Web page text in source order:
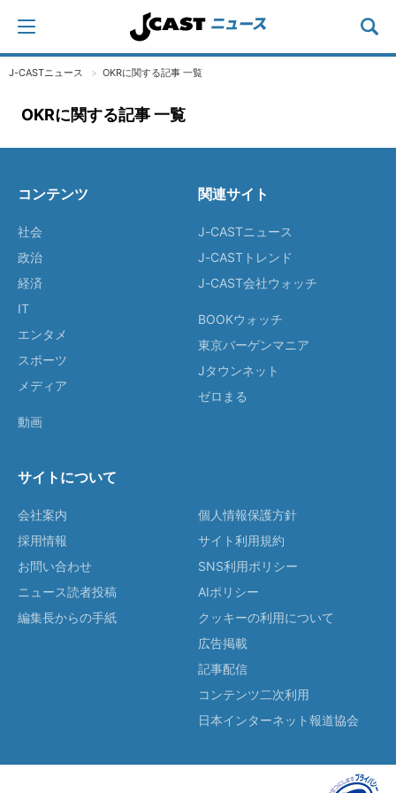
J-CASTニュース OKRに関する記事 一覧
OKRに関する記事 一覧
コンテンツ
社会
政治
経済
IT
エンタメ
スポーツ
メディア
動画
関連サイト
J-CASTニュース
J-CASTトレンド
J-CAST会社ウォッチ
BOOKウォッチ
東京バーゲンマニア
Jタウンネット
ゼロまる
サイトについて
会社案内
採用情報
お問い合わせ
ニュース読者投稿
編集長からの手紙
個人情報保護方針
サイト利用規約
SNS利用ポリシー
AIポリシー
クッキーの利用について
広告掲載
記事配信
コンテンツ二次利用
日本インターネット報道協会